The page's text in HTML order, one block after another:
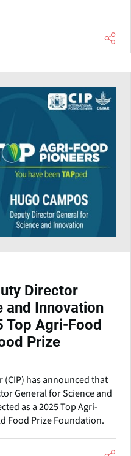
Director
and Innovation
Top Agri-Food
Prize
has announced that
General for Science and
as a 2025 Top Agri-
Food Prize Foundation.